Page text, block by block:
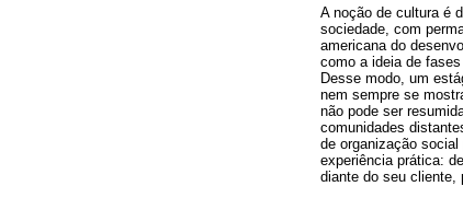
A noção de cultura é
sociedade, com
americana do
como a ideia de
Desse modo, um
nem sempre se
não pode ser
comunidades
de organização
experiência prática:
diante do seu cliente,